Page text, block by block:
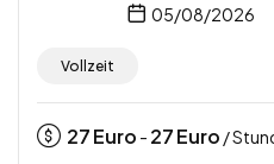
05/08/2026
Vollzeit
27Euro - 27Euro /